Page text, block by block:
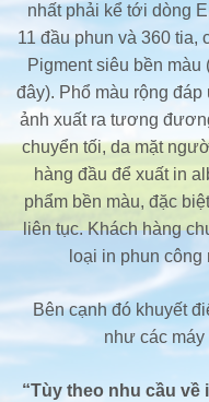
nhất phải kể tới dòng
11 đầu phun và 360 tia,
Pigment siêu bền
đây). Phổ màu rộng
ảnh xuất ra tương
chuyển tối, da mặt
hàng đầu để xuất in
phẩm bền màu, đặc
liên tục. Khách hàng
loại in phun
Bên cạnh đó khuyết
như các
“Tùy theo nhu cầu